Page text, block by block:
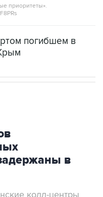
приоритеты».
погибшем в
в
колл-центры